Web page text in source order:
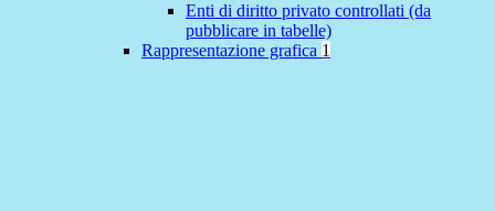
Enti di diritto privato controllati (da
pubblicare in tabelle)
Rappresentazione grafica 1